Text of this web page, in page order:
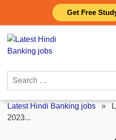
Get Free
content
Search
Latest Hindi Banking jobs »
2023...